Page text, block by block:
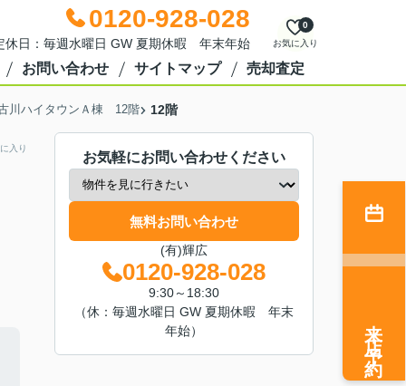
0120-928-028
日：毎週水曜日 GW 夏期休暇 年末年始 お気に入り
0
お問い合わせ サイトマップ 売却査定
川ハイタウンＡ棟 12階 12階
入り
お気軽にお問い合わせください
無料お問い合わせ
(有)輝広
0120-928-028
9:30～18:30
（休：毎週水曜日 GW 夏期休暇 年末
年始）
来店予約